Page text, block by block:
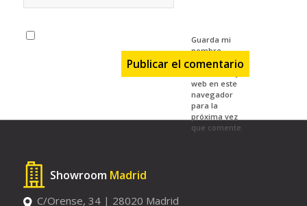
Guarda mi
nombre,
correo
web en este
navegador
para la
próxima vez
que comente.
Showroom Madrid
C/Orense, 34 | 28020 Madrid